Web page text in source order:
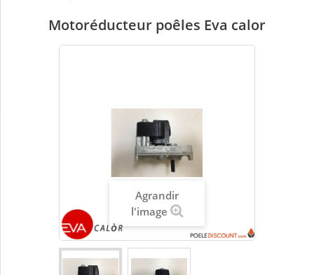
Motoréducteur poêles Eva calor
Agrandir
l'image